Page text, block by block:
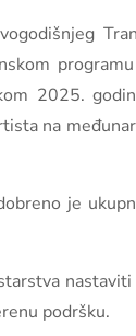
2025.
na
je
podršku.